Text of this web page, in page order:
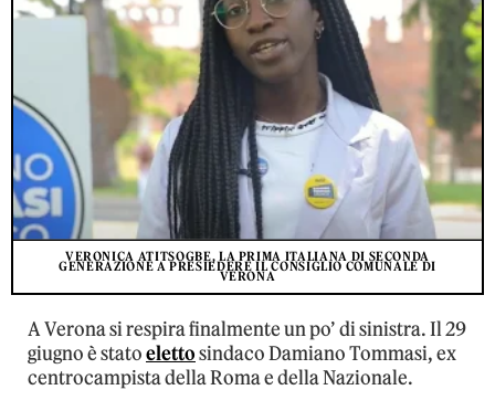
VERONICA ATITSOGBE, LA PRIMA ITALIANA DI SECONDA
GENERAZIONE A PRESIEDERE IL CONSIGLIO COMUNALE DI
VERONA
A Verona si respira finalmente un po’ di sinistra. Il 29
giugno è statoelettosindaco Damiano Tommasi, ex
centrocampista della Roma e della Nazionale.